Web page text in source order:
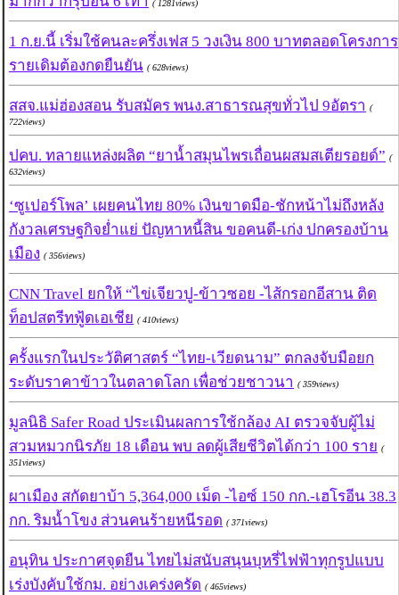
( 1281views)
1 ก.ย.นี้ เริ่มใช้คนละครึ่งเฟส 5 วงเงิน 800 บาทตลอดโครงการ
รายเดิมต้องกดยืนยัน ( 628views)
สสจ.แม่ฮ่องสอน รับสมัคร พนง.สาธารณสุขทั่วไป 9อัตรา (
722views)
ปคบ. ทลายแหล่งผลิต “ยาน้ำสมุนไพรเถื่อนผสมสเตียรอยด์” (
632views)
‘ซูเปอร์โพล’ เผยคนไทย 80% เงินขาดมือ-ชักหน้าไม่ถึงหลัง
กังวลเศรษฐกิจย่ำแย่ ปัญหาหนี้สิน ขอคนดี-เก่ง ปกครองบ้าน
เมือง ( 356views)
CNN Travel ยกให้ “ไข่เจียวปู-ข้าวซอย -ไส้กรอกอีสาน ติด
ท็อปสตรีทฟู้ดเอเชีย ( 410views)
ครั้งแรกในประวัติศาสตร์ “ไทย-เวียดนาม” ตกลงจับมือยก
ระดับราคาข้าวในตลาดโลก เพื่อช่วยชาวนา ( 359views)
มูลนิธิ Safer Road ประเมินผลการใช้กล้อง AI ตรวจจับผู้ไม่
สวมหมวกนิรภัย 18 เดือน พบ ลดผู้เสียชีวิตได้กว่า 100 ราย (
351views)
ผาเมือง สกัดยาบ้า 5,364,000 เม็ด -ไอซ์ 150 กก.-เฮโรอีน 38.3
กก. ริมน้ำโขง ส่วนคนร้ายหนีรอด ( 371views)
อนุทิน ประกาศจุดยืน ไทยไม่สนับสนุนบุหรี่ไฟฟ้าทุกรูปแบบ
เร่งบังคับใช้กม. อย่างเคร่งครัด ( 465views)